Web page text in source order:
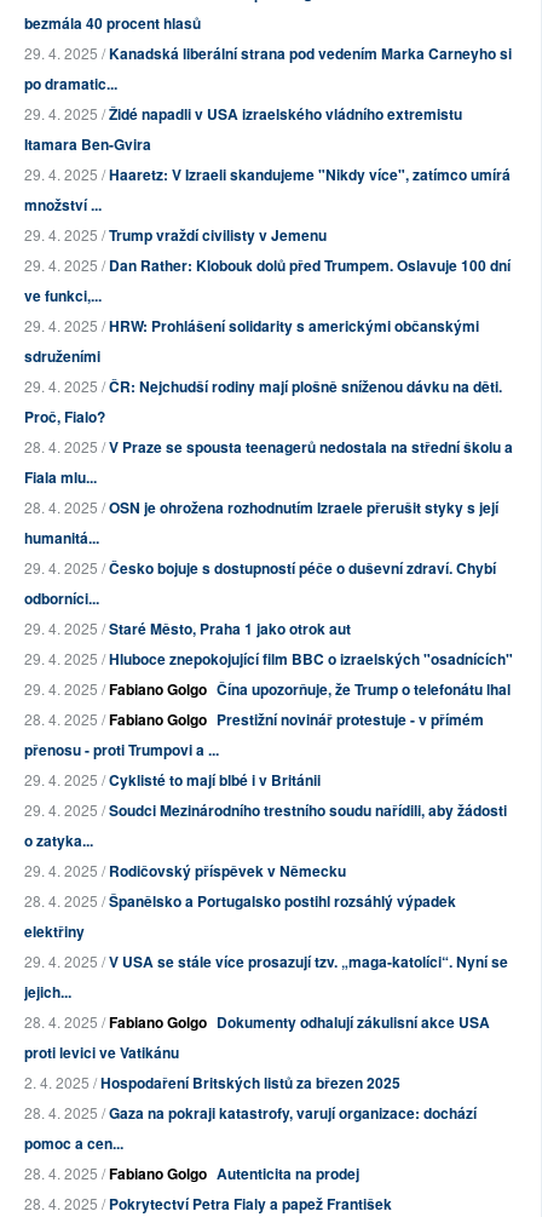
bezmála 40 procent hlasů
29. 4. 2025 /Kanadská liberální strana pod vedením Marka Carneyho si
po dramatic...
29. 4. 2025 /Židé napadli v USA izraelského vládního extremistu
Itamara Ben-Gvira
29. 4. 2025 /Haaretz: V Izraeli skandujeme "Nikdy více", zatímco umírá
množství ...
29. 4. 2025 /Trump vraždí civilisty v Jemenu
29. 4. 2025 /Dan Rather: Klobouk dolů před Trumpem. Oslavuje 100 dní
ve funkci,...
29. 4. 2025 /HRW: Prohlášení solidarity s americkými občanskými
sdruženími
29. 4. 2025 /ČR: Nejchudší rodiny mají plošně sníženou dávku na děti.
Proč, Fialo?
28. 4. 2025 /V Praze se spousta teenagerů nedostala na střední školu a
Fiala mlu...
28. 4. 2025 /OSN je ohrožena rozhodnutím Izraele přerušit styky s její
humanitá...
29. 4. 2025 /Česko bojuje s dostupností péče o duševní zdraví. Chybí
odborníci...
29. 4. 2025 /Staré Město, Praha 1 jako otrok aut
29. 4. 2025 /Hluboce znepokojující film BBC o izraelských "osadnících"
29. 4. 2025 /Fabiano Golgo Čína upozorňuje, že Trump o telefonátu lhal
28. 4. 2025 /Fabiano Golgo Prestižní novinář protestuje - v přímém
přenosu - proti Trumpovi a ...
29. 4. 2025 /Cyklisté to mají blbé i v Británii
29. 4. 2025 /Soudci Mezinárodního trestního soudu nařídili, aby žádosti
o zatyka...
29. 4. 2025 /Rodičovský příspěvek v Německu
28. 4. 2025 /Španělsko a Portugalsko postihl rozsáhlý výpadek
elektřiny
29. 4. 2025 /V USA se stále více prosazují tzv. „maga-katolíci“. Nyní se
jejich...
28. 4. 2025 /Fabiano Golgo Dokumenty odhalují zákulisní akce USA
proti levici ve Vatikánu
2. 4. 2025 /Hospodaření Britských listů za březen 2025
28. 4. 2025 /Gaza na pokraji katastrofy, varují organizace: dochází
pomoc a cen...
28. 4. 2025 /Fabiano Golgo Autenticita na prodej
28. 4. 2025 /Pokrytectví Petra Fialy a papež František